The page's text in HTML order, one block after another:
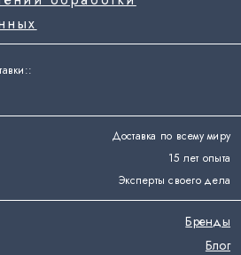
Доставка по всему миру
15 лет опыта
Эксперты своего дела
Бренды
Блог
: